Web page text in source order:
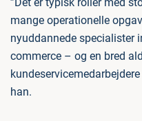
mange operationelle
nyuddannede specialister
commerce – og en bred
han.